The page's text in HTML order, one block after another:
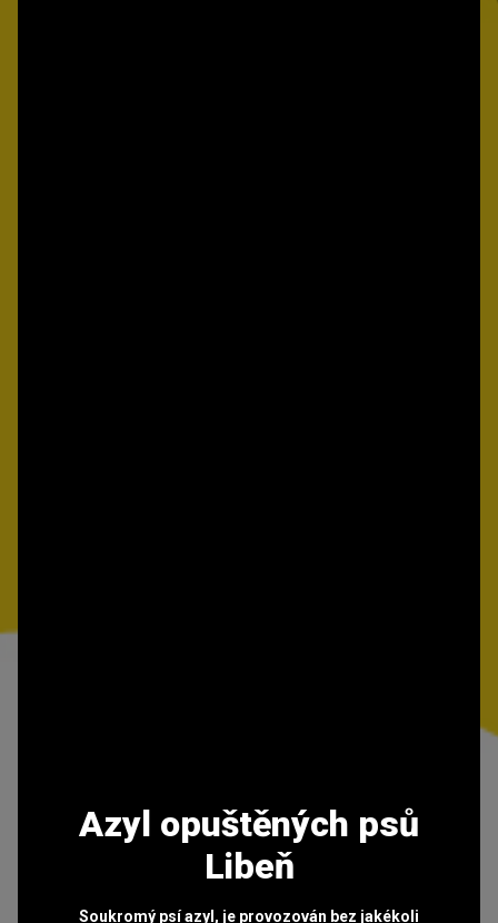
Azyl opuštěných psů
Libeň
Soukromý psí azyl, je provozován bez jakékoli